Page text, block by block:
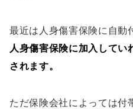
最近は人身傷害保険に自動
人身傷害保険に加入してい
されます。
ただ保険会社によっては付